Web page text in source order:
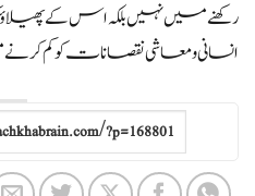
رکھنے میں نہیں بلکہ اس کے پھیلاؤ
انسانی و معاشی نقصانات کو کم